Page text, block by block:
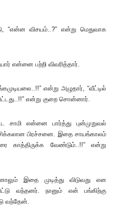
“என்ன விசயம்..?” என்று மெதுவாக
என்னை பற்றி விவரித்தார்.
என்று அழுதார், “வீட்டில்
என்று குறை சொன்னார்.
சாமி என்னை பார்த்து புன்முறுவல்
பிரச்சனை. இதை சாயங்காலம்
காத்திருக்க வேண்டும்..!!” என்று
இதை முடித்து விடுவது என
வந்தனர். நானும் என் பங்கிற்கு
வந்தேன்.